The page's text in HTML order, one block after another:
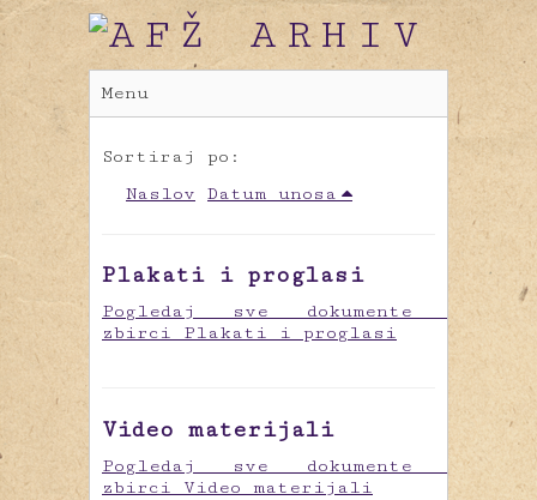
Menu
Sortiraj po:
Naslov
Datum unosa
Plakati i proglasi
Pogledaj sve dokumente u
zbirci Plakati i proglasi
Video materijali
Pogledaj sve dokumente u
zbirci Video materijali